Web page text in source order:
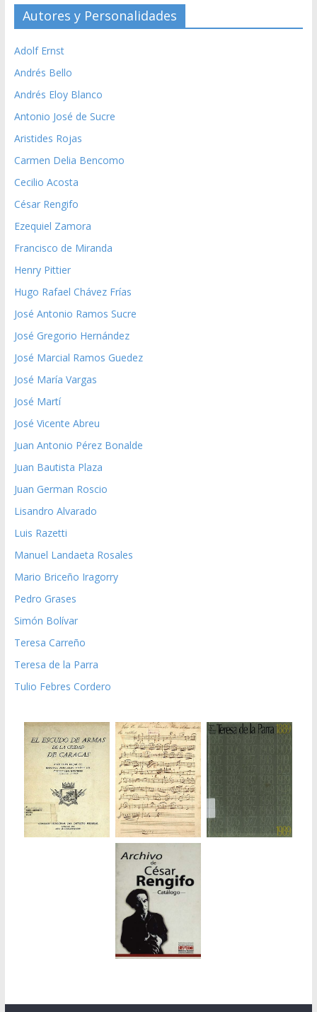
Autores y Personalidades
Adolf Ernst
Andrés Bello
Andrés Eloy Blanco
Antonio José de Sucre
Aristides Rojas
Carmen Delia Bencomo
Cecilio Acosta
César Rengifo
Ezequiel Zamora
Francisco de Miranda
Henry Pittier
Hugo Rafael Chávez Frías
José Antonio Ramos Sucre
José Gregorio Hernández
José Marcial Ramos Guedez
José María Vargas
José Martí
José Vicente Abreu
Juan Antonio Pérez Bonalde
Juan Bautista Plaza
Juan German Roscio
Lisandro Alvarado
Luis Razetti
Manuel Landaeta Rosales
Mario Briceño Iragorry
Pedro Grases
Simón Bolívar
Teresa Carreño
Teresa de la Parra
Tulio Febres Cordero